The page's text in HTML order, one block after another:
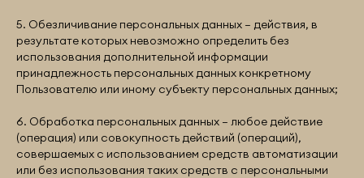
5. Обезличивание персональных данных — действия, в
результате которых невозможно определить без
использования дополнительной информации
принадлежность персональных данных конкретному
Пользователю или иному субъекту персональных данных;
6. Обработка персональных данных – любое действие
(операция) или совокупность действий (операций),
совершаемых с использованием средств автоматизации
или без использования таких средств с персональными